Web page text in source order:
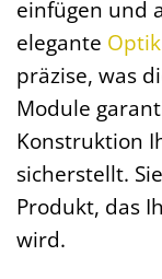
einfügen und
elegante Optik
präzise, was
Module
Konstruktion
sicherstellt.
Produkt, das
wird.